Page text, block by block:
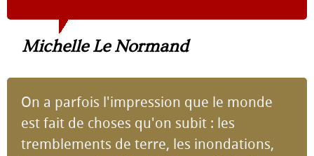
Michelle Le Normand
On a parfois l'impression que le monde
est fait de choses qu'on subit : les
tremblements de terre, les inondations,